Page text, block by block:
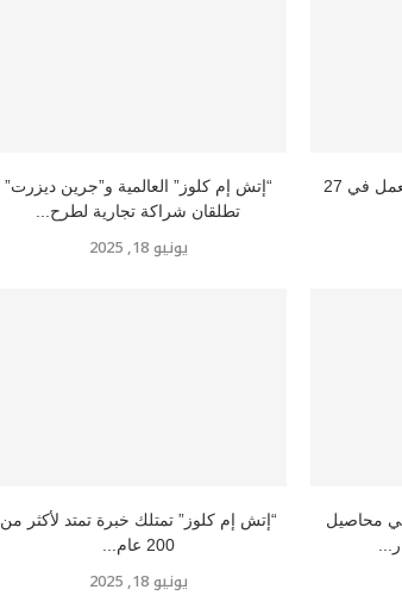
“إتش إم كلوز” العالمية و”جرين ديزرت”
تطلقان شراكة تجارية لطرح...
يونيو 18, 2025
إتش إم كلوز” شركة كبرى تعمل في 27
“إتش إم كلوز” تمتلك خبرة تمتد لأكثر من
200 عام...
يونيو 18, 2025
في محاصيل